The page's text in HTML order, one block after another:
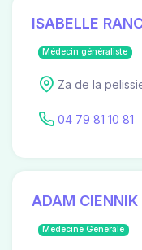
ISABELLE
Médecin généraliste
Za de la
04 79 81 10 81
ADAM CIENNIK
Médecine Générale